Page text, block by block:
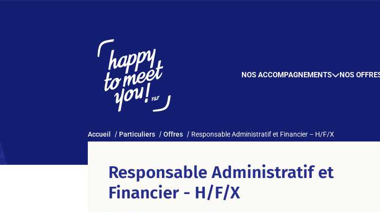
NOS ACCOMPAGNEMENTS NOS
Accueil Particuliers Offres Responsable Administratif et Financier – H/F/X
Responsable Administratif et
Financier - H/F/X